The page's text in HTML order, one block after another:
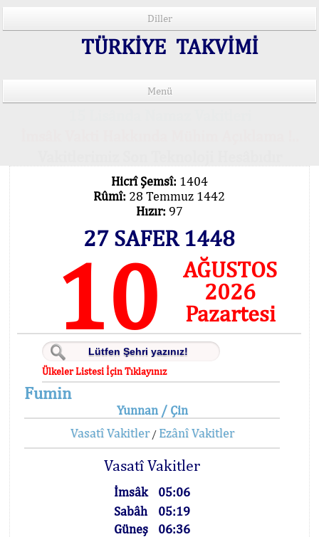
Diller
TÜRKİYE TAKVİMİ
Menü
Hicrî Şemsî: 1404
Rûmî: 28 Temmuz 1442
Hızır: 97
27 SAFER 1448
10
AĞUSTOS
2026
Pazartesi
Ülkeler Listesi İçin Tıklayınız
Fumin
Yunnan / Çin
Vasatî Vakitler/ Ezânî Vakitler
Vasatî Vakitler
İmsâk
05:06
Sabâh
05:19
Güneş
06:36